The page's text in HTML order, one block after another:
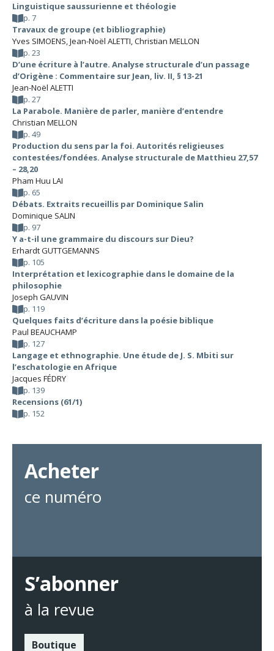
Linguistique saussurienne et théologie
p. 7
Travaux de groupe (et bibliographie)
Yves SIMOENS,Jean-Noël ALETTI,Christian MELLON
p. 23
D’une écriture à l’autre. Analyse structurale d’un passage
d’Origène : Commentaire sur Jean, liv. II, § 13-21
Jean-Noël ALETTI
p. 27
La Parabole. Manière de parler, manière d’entendre
Christian MELLON
p. 49
Production du sens par la foi. Autorités religieuses
contestées/fondées. Analyse structurale de Matthieu 27,57
– 28,20
Pham Huu LAI
p. 65
Débats. Extraits recueillis par Dominique Salin
Dominique SALIN
p. 97
Y a-t-il une grammaire du discours sur Dieu?
Erhardt GUTTGEMANNS
p. 105
Interprétation et lexicographie dans le domaine de la
philosophie
Joseph GAUVIN
p. 119
Quelques faits d’écriture dans la poésie biblique
Paul BEAUCHAMP
p. 127
Langage et ethnographie. Une étude de J. S. Mbiti sur
l’eschatologie en Afrique
Jacques FÉDRY
p. 139
Recensions (61/1)
p. 152
Acheter
ce numéro
S’abonner
à la revue
Boutique